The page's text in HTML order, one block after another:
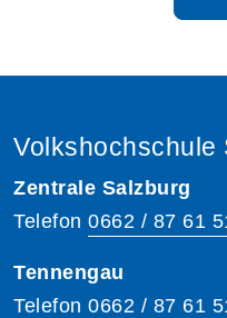
Volkshochschule
Zentrale Salzburg
Telefon 0662 / 87 61
Tennengau
Telefon 0662 / 87 61